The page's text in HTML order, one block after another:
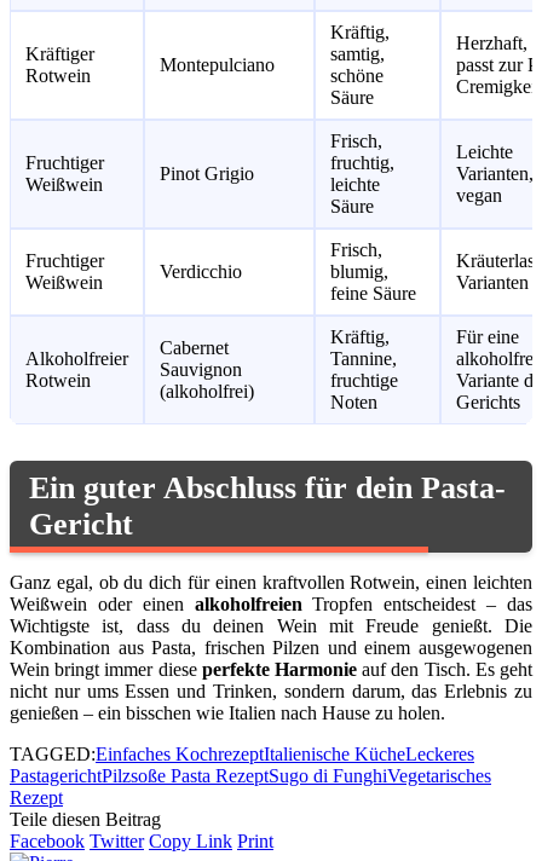
Kräftiger
Rotwein
Montepulciano
Kräftig,
samtig,
schöne
Säure
Herzhaft,
passt zur
Cremigkeit
Fruchtiger
Weißwein
Pinot Grigio
Frisch,
fruchtig,
leichte
Säure
Leichte
Varianten,
vegan
Fruchtiger
Weißwein
Verdicchio
Frisch,
blumig,
feine Säure
Varianten
Alkoholfreier
Rotwein
Cabernet
Sauvignon
(alkoholfrei)
Kräftig,
Tannine,
fruchtige
Noten
Für eine
Variante
Gerichts
Ein guter Abschluss für dein Pasta-
Gericht
Ganz egal, ob du dich für einen kraftvollen Rotwein, einen leichten
Weißwein oder einen alkoholfreien Tropfen entscheidest – das
Wichtigste ist, dass du deinen Wein mit Freude genießt. Die
Kombination aus Pasta, frischen Pilzen und einem ausgewogenen
Wein bringt immer diese perfekte Harmonie auf den Tisch. Es geht
nicht nur ums Essen und Trinken, sondern darum, das Erlebnis zu
genießen – ein bisschen wie Italien nach Hause zu holen.
TAGGED:Einfaches KochrezeptItalienische KücheLeckeres
PastagerichtPilzsoße Pasta RezeptSugo di FunghiVegetarisches
Rezept
Teile diesen Beitrag
Facebook Twitter Copy Link Print